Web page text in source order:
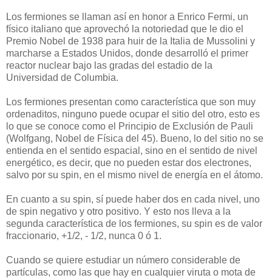
Los fermiones se llaman así en honor a Enrico Fermi, un
físico italiano que aprovechó la notoriedad que le dio el
Premio Nobel de 1938 para huir de la Italia de Mussolini y
marcharse a Estados Unidos, donde desarrolló el primer
reactor nuclear bajo las gradas del estadio de la
Universidad de Columbia.
Los fermiones presentan como característica que son muy
ordenaditos, ninguno puede ocupar el sitio del otro, esto es
lo que se conoce como el Principio de Exclusión de Pauli
(Wolfgang, Nobel de Física del 45). Bueno, lo del sitio no se
entienda en el sentido espacial, sino en el sentido de nivel
energético, es decir, que no pueden estar dos electrones,
salvo por su spin, en el mismo nivel de energía en el átomo.
En cuanto a su spin, sí puede haber dos en cada nivel, uno
de spin negativo y otro positivo. Y esto nos lleva a la
segunda característica de los fermiones, su spin es de valor
fraccionario, +1/2, - 1/2, nunca 0 ó 1.
Cuando se quiere estudiar un número considerable de
partículas, como las que hay en cualquier viruta o mota de